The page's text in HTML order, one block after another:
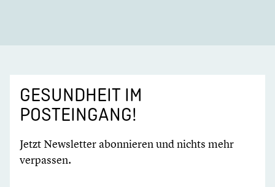
GESUNDHEIT IM
POSTEINGANG!
Jetzt Newsletter abonnieren und nichts mehr
verpassen.